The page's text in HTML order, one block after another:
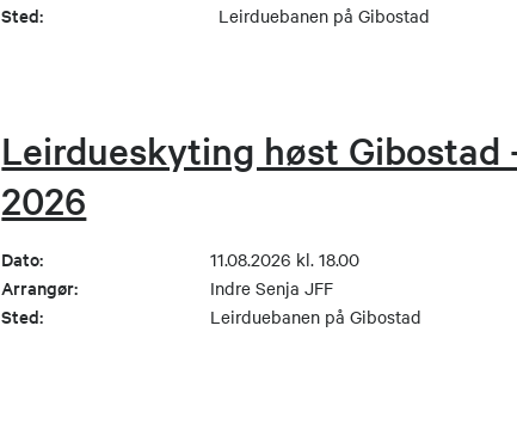
Sted: Leirduebanen på Gibostad
Leirdueskyting høst Gibostad
2026
Dato: 11.08.2026 kl. 18.00
Arrangør: Indre Senja JFF
Sted: Leirduebanen på Gibostad